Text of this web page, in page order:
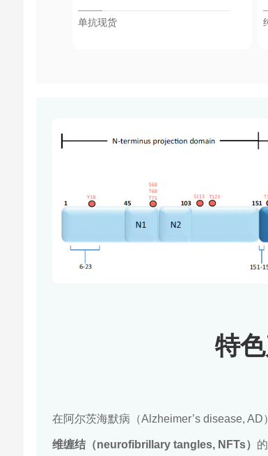
单抗现货
特
在阿尔茨海默病（Alzheimer’s disease,
维缠结（neurofibrillary tangles, NFTs）